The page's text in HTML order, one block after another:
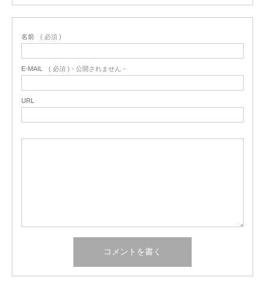
名前 ( 必須 )
E-MAIL ( 必須 ) - 公開されません -
URL